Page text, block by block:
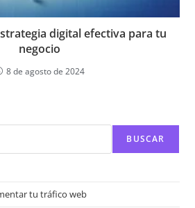
digital efectiva para tu
negocio
8 de agosto de 2024
BUSCAR
tu tráfico web